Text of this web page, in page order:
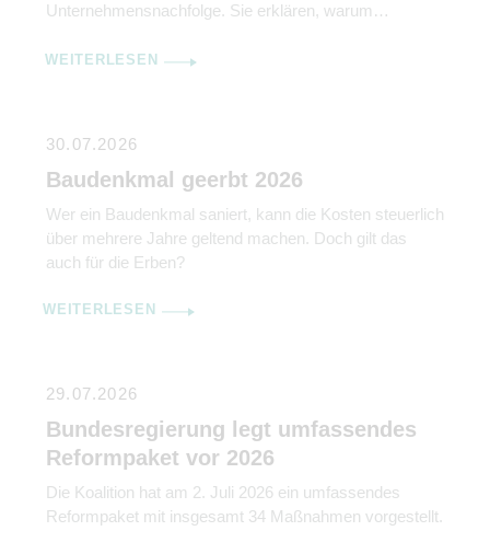
Unternehmensnachfolge. Sie erklären, warum
steuerliche Gestaltung.
WEITERLESEN
30.07.2026
Baudenkmal geerbt 2026
Wer ein Baudenkmal saniert, kann die Kosten steuerlich
über mehrere Jahre geltend machen. Doch gilt das
auch für die Erben?
WEITERLESEN
29.07.2026
Bundesregierung legt umfassendes
Reformpaket vor 2026
Die Koalition hat am 2. Juli 2026 ein umfassendes
Reformpaket mit insgesamt 34 Maßnahmen vorgestellt.